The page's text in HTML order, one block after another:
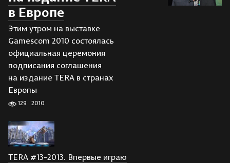
в Европе
Этим утром на выставке
Gamescom 2010 состоялась
официальная церемония
подписания соглашения
на издание TERA в странах
Европы
129 2010
TERA #13-2013. Впервые играю